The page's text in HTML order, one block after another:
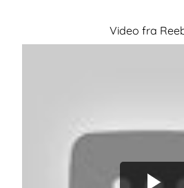
Video fra